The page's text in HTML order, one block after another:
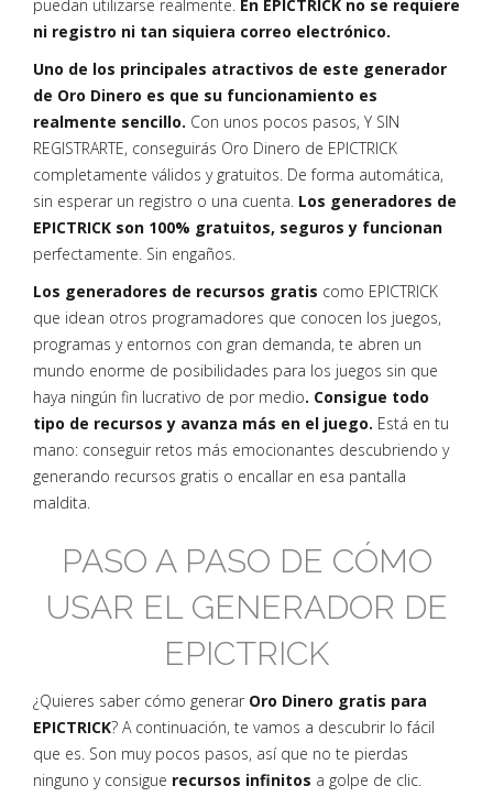
puedan utilizarse realmente. En EPICTRICK no se requiere
ni registro ni tan siquiera correo electrónico.
Uno de los principales atractivos de este generador
de Oro Dinero es que su funcionamiento es
realmente sencillo. Con unos pocos pasos, Y SIN
REGISTRARTE, conseguirás Oro Dinero de EPICTRICK
completamente válidos y gratuitos. De forma automática,
sin esperar un registro o una cuenta. Los generadores de
EPICTRICK son 100% gratuitos, seguros y funcionan
perfectamente. Sin engaños.
Los generadores de recursos gratis como EPICTRICK
que idean otros programadores que conocen los juegos,
programas y entornos con gran demanda, te abren un
mundo enorme de posibilidades para los juegos sin que
haya ningún fin lucrativo de por medio. Consigue todo
tipo de recursos y avanza más en el juego. Está en tu
mano: conseguir retos más emocionantes descubriendo y
generando recursos gratis o encallar en esa pantalla
maldita.
PASO A PASO DE CÓMO
USAR EL GENERADOR DE
EPICTRICK
¿Quieres saber cómo generar Oro Dinero gratis para
EPICTRICK? A continuación, te vamos a descubrir lo fácil
que es. Son muy pocos pasos, así que no te pierdas
ninguno y consigue recursos infinitos a golpe de clic.